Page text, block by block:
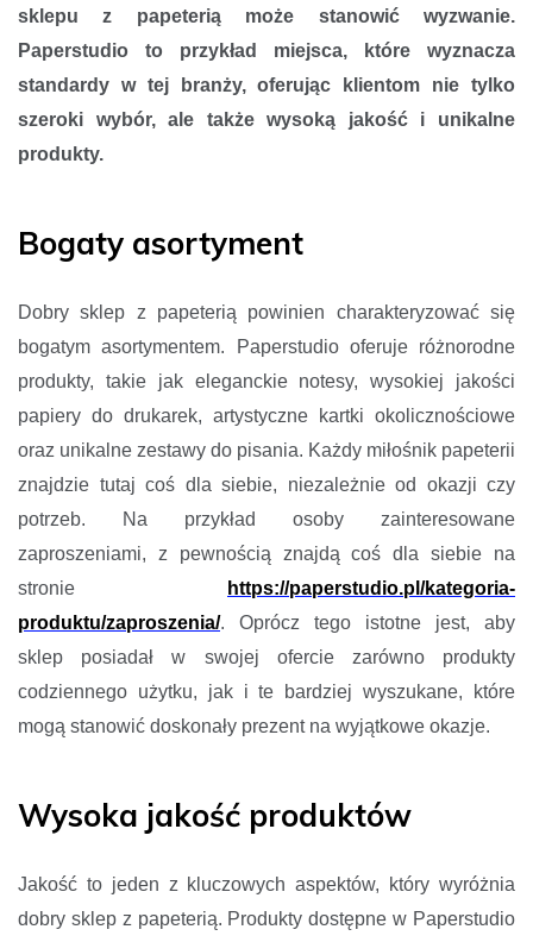
sklepu z papeterią może stanowić wyzwanie.
Paperstudio to przykład miejsca, które wyznacza
standardy w tej branży, oferując klientom nie tylko
szeroki wybór, ale także wysoką jakość i unikalne
produkty.
Bogaty asortyment
Dobry sklep z papeterią powinien charakteryzować się
bogatym asortymentem. Paperstudio oferuje różnorodne
produkty, takie jak eleganckie notesy, wysokiej jakości
papiery do drukarek, artystyczne kartki okolicznościowe
oraz unikalne zestawy do pisania. Każdy miłośnik papeterii
znajdzie tutaj coś dla siebie, niezależnie od okazji czy
potrzeb. Na przykład osoby zainteresowane
zaproszeniami, z pewnością znajdą coś dla siebie na
stronie
https://paperstudio.pl/kategoria-
produktu/zaproszenia/. Oprócz tego istotne jest, aby
sklep posiadał w swojej ofercie zarówno produkty
codziennego użytku, jak i te bardziej wyszukane, które
mogą stanowić doskonały prezent na wyjątkowe okazje.
Wysoka jakość produktów
Jakość to jeden z kluczowych aspektów, który wyróżnia
dobry sklep z papeterią. Produkty dostępne w Paperstudio